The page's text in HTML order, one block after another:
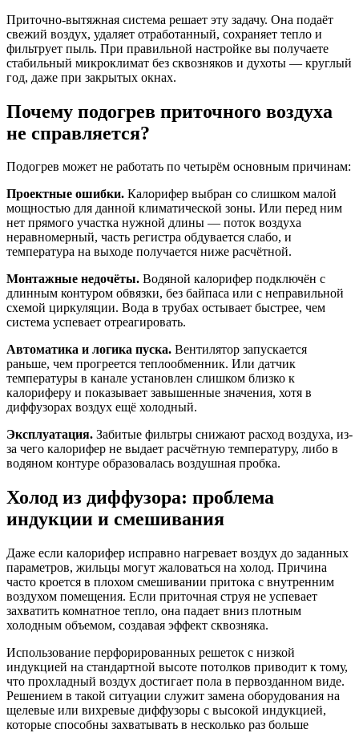
Приточно-вытяжная система решает эту задачу. Она подаёт
свежий воздух, удаляет отработанный, сохраняет тепло и
фильтрует пыль. При правильной настройке вы получаете
стабильный микроклимат без сквозняков и духоты — круглый
год, даже при закрытых окнах.
Почему подогрев приточного воздуха
не справляется?
Подогрев может не работать по четырём основным причинам:
Проектные ошибки. Калорифер выбран со слишком малой
мощностью для данной климатической зоны. Или перед ним
нет прямого участка нужной длины — поток воздуха
неравномерный, часть регистра обдувается слабо, и
температура на выходе получается ниже расчётной.
Монтажные недочёты. Водяной калорифер подключён с
длинным контуром обвязки, без байпаса или с неправильной
схемой циркуляции. Вода в трубах остывает быстрее, чем
система успевает отреагировать.
Автоматика и логика пуска. Вентилятор запускается
раньше, чем прогреется теплообменник. Или датчик
температуры в канале установлен слишком близко к
калориферу и показывает завышенные значения, хотя в
диффузорах воздух ещё холодный.
Эксплуатация. Забитые фильтры снижают расход воздуха, из-
за чего калорифер не выдает расчётную температуру, либо в
водяном контуре образовалась воздушная пробка.
Холод из диффузора: проблема
индукции и смешивания
Даже если калорифер исправно нагревает воздух до заданных
параметров, жильцы могут жаловаться на холод. Причина
часто кроется в плохом смешивании притока с внутренним
воздухом помещения. Если приточная струя не успевает
захватить комнатное тепло, она падает вниз плотным
холодным объемом, создавая эффект сквозняка.
Использование перфорированных решеток с низкой
индукцией на стандартной высоте потолков приводит к тому,
что прохладный воздух достигает пола в первозданном виде.
Решением в такой ситуации служит замена оборудования на
щелевые или вихревые диффузоры с высокой индукцией,
которые способны захватывать в несколько раз больше